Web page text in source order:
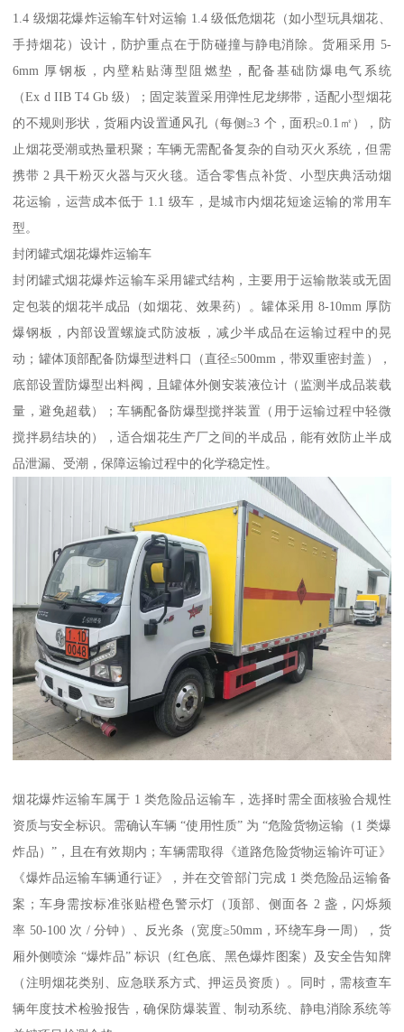
1.4 级烟花爆炸运输车针对运输 1.4 级低危烟花（如小型玩具烟花、
手持烟花）设计，防护重点在于防碰撞与静电消除。货厢采用 5-
6mm 厚钢板，内壁粘贴薄型阻燃垫，配备基础防爆电气系统
（Ex d IIB T4 Gb 级）；固定装置采用弹性尼龙绑带，适配小型烟花
的不规则形状，货厢内设置通风孔（每侧≥3 个，面积≥0.1㎡），防
止烟花受潮或热量积聚；车辆无需配备复杂的自动灭火系统，但需
携带 2 具干粉灭火器与灭火毯。适合零售点补货、小型庆典活动烟
花运输，运营成本低于 1.1 级车，是城市内烟花短途运输的常用车
型。​
封闭罐式烟花爆炸运输车​
封闭罐式烟花爆炸运输车采用罐式结构，主要用于运输散装或无固
定包装的烟花半成品（如烟花、效果药）。罐体采用 8-10mm 厚防
爆钢板，内部设置螺旋式防波板，减少半成品在运输过程中的晃
动；罐体顶部配备防爆型进料口（直径≤500mm，带双重密封盖），
底部设置防爆型出料阀，且罐体外侧安装液位计（监测半成品装载
量，避免超载）；车辆配备防爆型搅拌装置（用于运输过程中轻微
搅拌易结块的），适合烟花生产厂之间的半成品，能有效防止半成
品泄漏、受潮，保障运输过程中的化学稳定性。​
烟花爆炸运输车属于 1 类危险品运输车，选择时需全面核验合规性
资质与安全标识。需确认车辆 “使用性质” 为 “危险货物运输（1 类爆
炸品）”，且在有效期内；车辆需取得《道路危险货物运输许可证》
《爆炸品运输车辆通行证》，并在交管部门完成 1 类危险品运输备
案；车身需按标准张贴橙色警示灯（顶部、侧面各 2 盏，闪烁频
率 50-100 次 / 分钟）、反光条（宽度≥50mm，环绕车身一周），货
厢外侧喷涂 “爆炸品” 标识（红色底、黑色爆炸图案）及安全告知牌
（注明烟花类别、应急联系方式、押运员资质）。同时，需核查车
辆年度技术检验报告，确保防爆装置、制动系统、静电消除系统等